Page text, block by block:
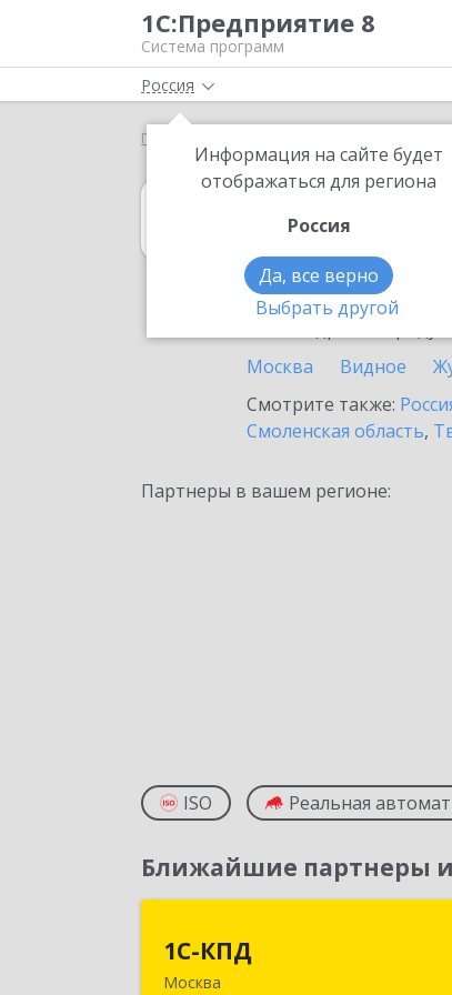
1С:Предприятие 8
Система программ
Россия
Информация на сайте будет
отображаться для региона
Россия
Да, все верно
Выбрать другой
Главная
1С:Договоры
в
Ознакомьтесь с
Москва
Видное
Смотрите также:
Смоленская область,
Партнеры в вашем регионе:
ISO Реальная
Ближайшие партнеры
1С-КПД
Москва
109147, Москва г,